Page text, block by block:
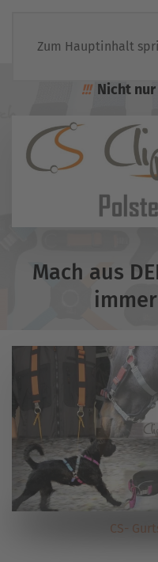
Zum Hauptinhalt
!!! Nicht
Mach aus
CS-